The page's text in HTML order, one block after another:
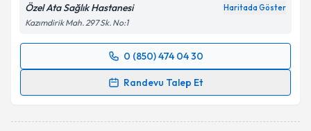
Özel Ata Sağlık Hastanesi Haritada Göster
Kazımdirik Mah. 297 Sk. No:1
0 (850) 474 04 30
Randevu Talep Et
Randevu Takvimi Talebi
takvimi talebi oluşturun. Size bu uzmandan randevu